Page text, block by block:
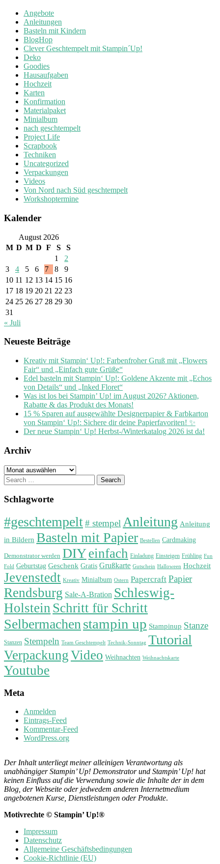
Angebote
Anleitungen
Basteln mit Kindern
BlogHop
Clever Geschtempelt mit Stampin´Up!
Deko
Goodies
Hausaufgaben
Hochzeit
Karten
Konfirmation
Materialpaket
Minialbum
nach geschtempelt
Project Life
Scrapbook
Techniken
Uncategorized
Verpackungen
Videos
Von Nord nach Süd geschtempelt
Workshoptermine
Kalender
August 2026
M D M D F S
S
1
2
3
4 5 6 7 8
9
10 11 12 13 14 15 16
17 18 19 20 21 22 23
24 25 26 27 28 29 30
31
« Juli
Neueste Beiträge
Kreativ mit Stampin‘ Up!: Farbenfroher Gruß mit „Flowers
Fair“ und „Einfach gute Grüße“
Edel basteln mit Stampin‘ Up!: Goldene Akzente mit „Echos
von Details“ und „Inked Floret“
Was ist los bei Stampin’ Up! im August 2026? Aktionen,
Rabatte & das Produkt des Monats!
15 % Sparen auf ausgewählte Designerpapier & Farbkarton
von Stampin‘ Up!: Sichere dir deine Papierfavoriten! ✨
Der neue Stampin‘ Up! Herbst-/Winterkatalog 2026 ist da!
Archiv
Archiv
Search
for:
Schlagworte
#geschtempelt# stempel Anleitung Anleitung
in Bildern Basteln mit Papier Bestellen Cardmaking
Demonstrator werden DIYeinfach Einladung Einsteigen Frühling Fun
Fold Geburtstag Geschenk Gratis Grußkarte Gutschein Halloween Hochzeit
Jevenstedt Kreativ Minialbum Ostern Papercraft Papier
Rendsburg Sale-A-Bration Schleswig-
Holstein Schritt für Schritt
Selbermachen stampin up Stampinup Stanze
Stanzen Stempeln Team Geschtempelt Technik-Sonntag Tutorial
VerpackungVideo Weihnachten Weihnachtskarte
Youtube
Meta
Anmelden
Eintrags-Feed
Kommentar-Feed
WordPress.org
Der Inhalt unterliegt meiner alleinigen Verantwortung als
unabhängiger Stampin’ Up! Demonstrator und Stampin’ Up! hat
keinen Einfluss auf die Verwendung sowie die Inhalte der in dem
Blog, der Webseite oder jedwedem anderen Internetmedium
angebotenen Kurse, Dienstleistungen oder Produkte.
Motivrechte © Stampin’ Up!®
Impressum
Datenschutz
Allgemeine Geschäftsbedingungen
Cookie-Richtlinie (EU)